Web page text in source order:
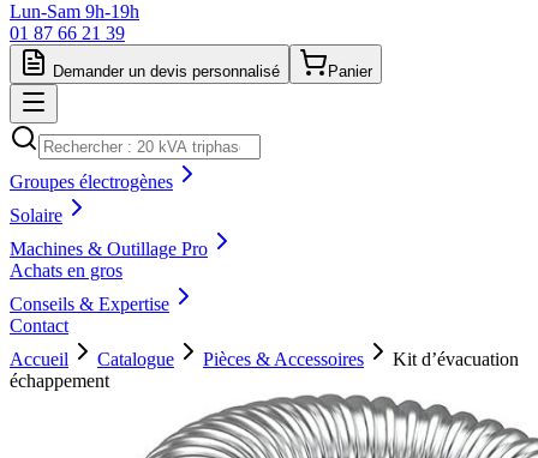
Lun-Sam 9h-19h
01 87 66 21 39
Demander un devis personnalisé Panier
Groupes électrogènes
Solaire
Machines & Outillage Pro
Achats en gros
Conseils & Expertise
Contact
Accueil
Catalogue Pièces & Accessoires
Kit d’évacuation
échappement